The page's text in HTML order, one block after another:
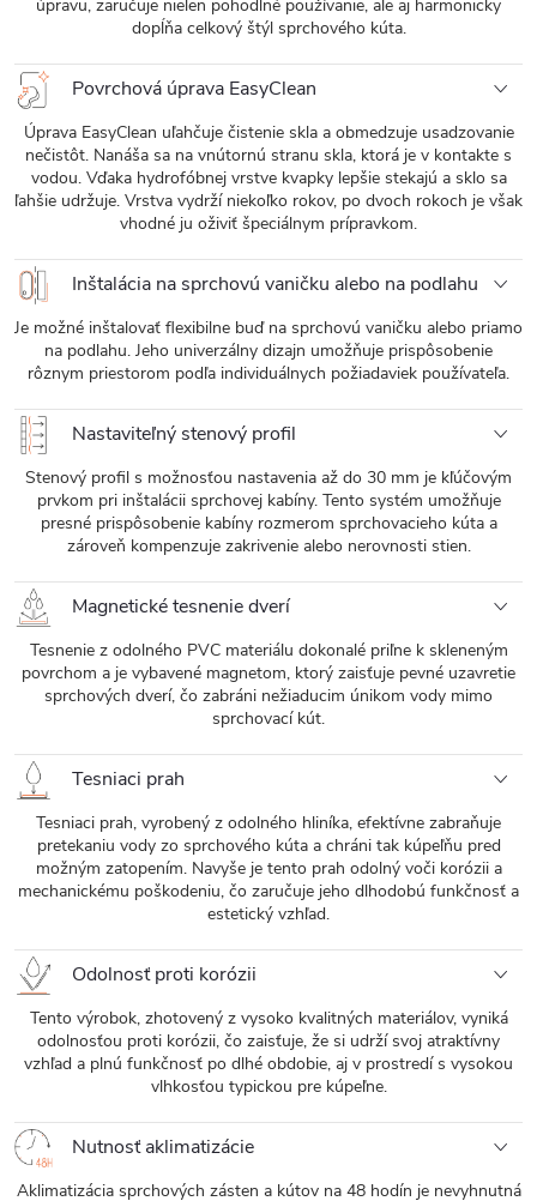
úpravu, zaručuje nielen pohodlné používanie, ale aj harmonicky
dopĺňa celkový štýl sprchového kúta.
Povrchová úprava EasyClean
Úprava EasyClean uľahčuje čistenie skla a obmedzuje usadzovanie
nečistôt. Nanáša sa na vnútornú stranu skla, ktorá je v kontakte s
vodou. Vďaka hydrofóbnej vrstve kvapky lepšie stekajú a sklo sa
ľahšie udržuje. Vrstva vydrží niekoľko rokov, po dvoch rokoch je však
vhodné ju oživiť špeciálnym prípravkom.
Inštalácia na sprchovú vaničku alebo na podlahu
Je možné inštalovať flexibilne buď na sprchovú vaničku alebo priamo
na podlahu. Jeho univerzálny dizajn umožňuje prispôsobenie
rôznym priestorom podľa individuálnych požiadaviek používateľa.
Nastaviteľný stenový profil
Stenový profil s možnosťou nastavenia až do 30 mm je kľúčovým
prvkom pri inštalácii sprchovej kabíny. Tento systém umožňuje
presné prispôsobenie kabíny rozmerom sprchovacieho kúta a
zároveň kompenzuje zakrivenie alebo nerovnosti stien.
Magnetické tesnenie dverí
Tesnenie z odolného PVC materiálu dokonalé priľne k skleneným
povrchom a je vybavené magnetom, ktorý zaisťuje pevné uzavretie
sprchových dverí, čo zabráni nežiaducim únikom vody mimo
sprchovací kút.
Tesniaci prah
Tesniaci prah, vyrobený z odolného hliníka, efektívne zabraňuje
pretekaniu vody zo sprchového kúta a chráni tak kúpeľňu pred
možným zatopením. Navyše je tento prah odolný voči korózii a
mechanickému poškodeniu, čo zaručuje jeho dlhodobú funkčnosť a
estetický vzhľad.
Odolnosť proti korózii
Tento výrobok, zhotovený z vysoko kvalitných materiálov, vyniká
odolnosťou proti korózii, čo zaisťuje, že si udrží svoj atraktívny
vzhľad a plnú funkčnosť po dlhé obdobie, aj v prostredí s vysokou
vlhkosťou typickou pre kúpeľne.
Nutnosť aklimatizácie
Aklimatizácia sprchových zásten a kútov na 48 hodín je nevyhnutná